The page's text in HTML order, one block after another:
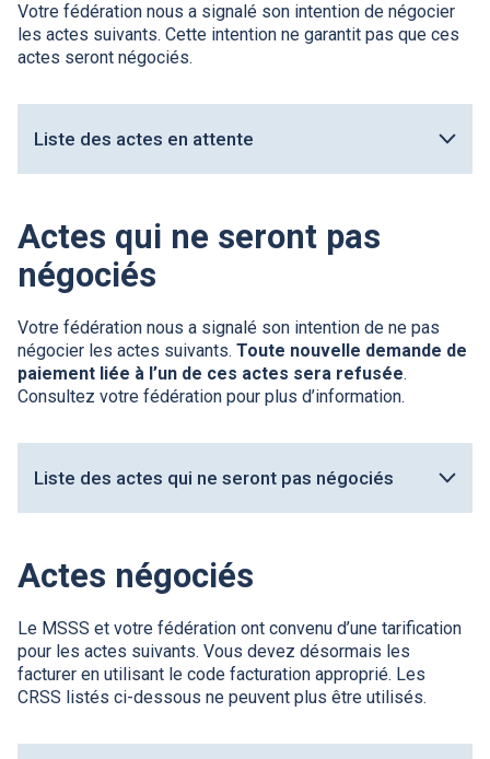
Votre fédération nous a signalé son intention de négocier
les actes suivants. Cette intention ne garantit pas que ces
actes seront négociés.
Liste des actes en attente
Actes qui ne seront pas
négociés
Votre fédération nous a signalé son intention de ne pas
négocier les actes suivants. Toute nouvelle demande de
paiement liée à l’un de ces actes sera refusée.
Consultez votre fédération pour plus d’information.
Liste des actes qui ne seront pas négociés
Actes négociés
Le MSSS et votre fédération ont convenu d’une tarification
pour les actes suivants. Vous devez désormais les
facturer en utilisant le code facturation approprié. Les
CRSS listés ci-dessous ne peuvent plus être utilisés.